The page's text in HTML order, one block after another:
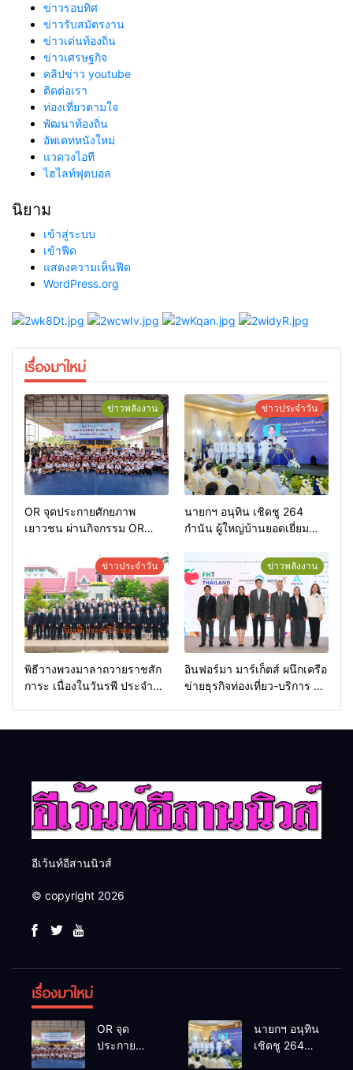
ข่าวรอบทิศ
ข่าวรับสมัตรงาน
ข่าวเด่นท้องถิ่น
ข่าวเศรษฐกิจ
คลิปข่าว youtube
ติดต่อเรา
ท่องเที่ยวตามใจ
พัฒนาท้องถิ่น
อัพเดทหนังใหม่
แวดวงไอที
ไฮไลท์ฟุตบอล
นิยาม
เข้าสู่ระบบ
เข้าฟีด
แสดงความเห็นฟีด
WordPress.org
เรื่องมาใหม่
ข่าวพลังงาน
OR จุดประกายศักยภาพ
เยาวชน ผ่านกิจกรรม OR
ข่าวประจำวัน
นายกฯ อนุทิน เชิดชู 264
กำนัน ผู้ใหญ่บ้านยอดเยี่ยม
เกียรติยศแห่งการเสียสละ”
ข่าวประจำวัน
พิธีวางพวงมาลาถวายราชสัก
การะ เนื่องในวันรพี ประจำปี
ข่าวพลังงาน
อินฟอร์มา มาร์เก็ตส์ ผนึกเครือ
ข่ายธุรกิจท่องเที่ยว-บริการ จัด
อีเว้นท์อีสานนิวส์
© copyright 2026
เรื่องมาใหม่
OR จุด
ประกาย
นายกฯ อนุทิน
เชิดชู 264